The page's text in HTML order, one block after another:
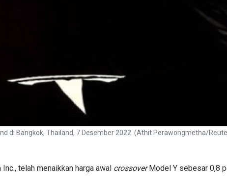
di Bangkok, Thailand, 7 Desember 2022. (Athit Perawongmetha/
telah menaikkan harga awal crossoverModel Y sebesar 0,8